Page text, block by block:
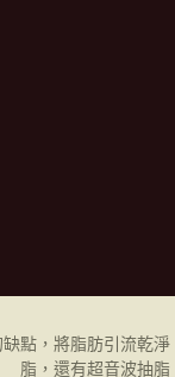
點，將脂肪引流乾
脂，還有超音波抽